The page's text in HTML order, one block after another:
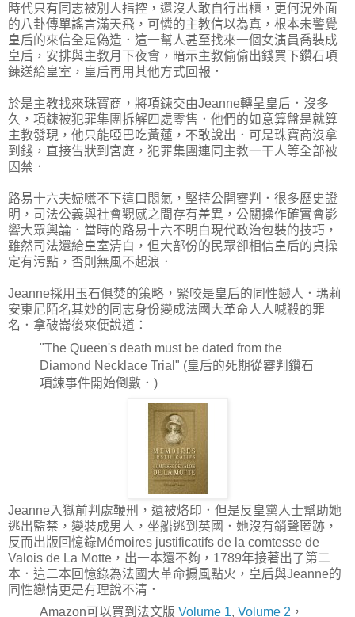
時代只有同志被別人指控，還沒人敢自行出櫃，更何況外面
的八卦傳單謠言滿天飛，可憐的主教信以為真，根本未警覺
皇后的來信全是偽造．這一幫人甚至找來一個女演員喬裝成
皇后，安排與主教月下夜會，暗示主教偷偷出錢買下鑽石項
鍊送給皇室，皇后再用其他方式回報．
於是主教找來珠寶商，將項鍊交由Jeanne轉呈皇后．沒多
久，項鍊被犯罪集團拆解四處零售．他們的如意算盤是就算
主教發現，他只能啞巴吃黃蓮，不敢說出．可是珠寶商沒拿
到錢，直接告狀到宮庭，犯罪集團連同主教一干人等全部被
囚禁．
路易十六夫婦嚥不下這口悶氣，堅持公開審判．很多歷史證
明，司法公義與社會觀感之間存有差異，公關操作確實會影
響大眾輿論．當時的路易十六不明白現代政治包裝的技巧，
雖然司法還給皇室清白，但大部份的民眾卻相信皇后的貞操
定有污點，否則無風不起浪．
Jeanne採用玉石俱焚的策略，緊咬是皇后的同性戀人．瑪莉
安東尼陌名其妙的同志身份變成法國大革命人人喊殺的罪
名．拿破崙後來便說道：
"The Queen's death must be dated from the
Diamond Necklace Trial" (皇后的死期從審判鑽石
項鍊事件開始倒數．)
Jeanne入獄前判處鞭刑，還被烙印．但是反皇黨人士幫助她
逃出監禁，變裝成男人，坐船逃到英國．她沒有銷聲匿跡，
反而出版回憶錄Mémoires justificatifs de la comtesse de
Valois de La Motte，出一本還不夠，1789年接著出了第二
本．這二本回憶錄為法國大革命搧風點火，皇后與Jeanne的
同性戀情更是有理說不清．
Amazon可以買到法文版 Volume 1, Volume 2 ，